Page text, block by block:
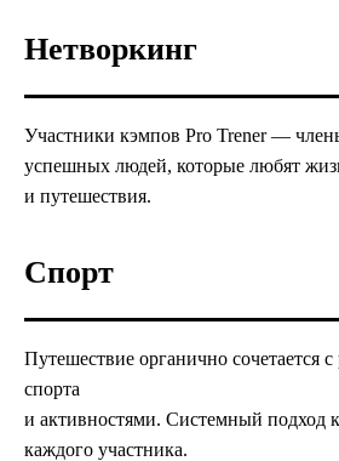
Нетворкинг
Участники кэмпов Pro Trener —
успешных людей, которые любят
и путешествия.
Спорт
Путешествие органично сочетается
спорта
и активностями. Системный подход
каждого участника.